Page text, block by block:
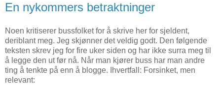
En nykommers betraktninger
Noen kritiserer bussfolket for å skrive her for sjeldent,
deriblant meg. Jeg skjønner det veldig godt. Den følgende
teksten skrev jeg for fire uker siden og har ikke surra meg til
å legge den ut før nå. Når man kjører buss har man andre
ting å tenkte på enn å blogge. Ihvertfall: Forsinket, men
relevant: